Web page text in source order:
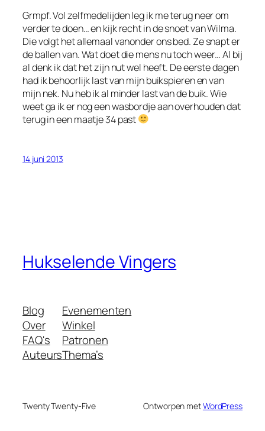
Grmpf. Vol zelfmedelijden leg ik me terug neer om
verder te doen… en kijk recht in de snoet van Wilma.
Die volgt het allemaal vanonder ons bed. Ze snapt er
de ballen van. Wat doet die mens nu toch weer… Al bij
al denk ik dat het zijn nut wel heeft. De eerste dagen
had ik behoorlijk last van mijn buikspieren en van
mijn nek. Nu heb ik al minder last van de buik. Wie
weet ga ik er nog een wasbordje aan overhouden dat
terug in een maatje 34 past
14 juni 2013
Hukselende Vingers
Blog
Over
FAQ's
Auteurs
Evenementen
Winkel
Patronen
Thema’s
Twenty Twenty-Five Ontworpen metWordPress